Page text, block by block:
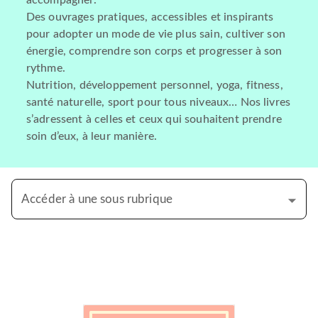
Des ouvrages pratiques, accessibles et inspirants
pour adopter un mode de vie plus sain, cultiver son
énergie, comprendre son corps et progresser à son
rythme.
Nutrition, développement personnel, yoga, fitness,
santé naturelle, sport pour tous niveaux… Nos livres
s’adressent à celles et ceux qui souhaitent prendre
soin d’eux, à leur manière.
Accéder à une sous rubrique